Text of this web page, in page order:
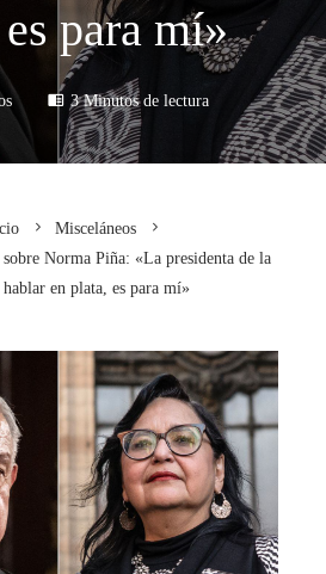
para mí»
3 Minutos de lectura
Misceláneos
Norma Piña: «La presidenta de la
en plata, es para mí»